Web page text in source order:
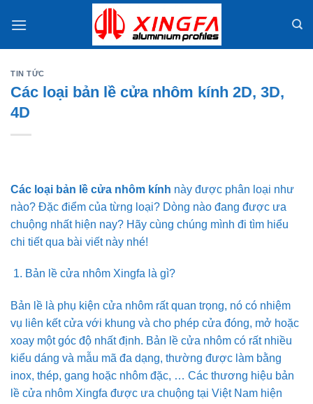
TIN TỨC
Các loại bản lề cửa nhôm kính 2D, 3D,
4D
Các loại bản lề cửa nhôm kính này được phân loại như
nào? Đặc điểm của từng loại? Dòng nào đang được ưa
chuộng nhất hiện nay? Hãy cùng chúng mình đi tìm hiểu
chi tiết qua bài viết này nhé!
Bản lề cửa nhôm Xingfa là gì?
Bản lề là phụ kiện cửa nhôm rất quan trọng, nó có nhiệm
vụ liên kết cửa với khung và cho phép cửa đóng, mở hoặc
xoay một góc độ nhất định. Bản lề cửa nhôm có rất nhiều
kiểu dáng và mẫu mã đa dạng, thường được làm bằng
inox, thép, gang hoặc nhôm đặc, … Các thương hiệu bản
lề cửa nhôm Xingfa được ưa chuộng tại Việt Nam hiện